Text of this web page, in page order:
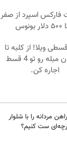
فارکس اسپرد از صفر
ویلا! از کلبه تا
آپارتمان مبله رو تو 4 قسط
اجاره کن.
مردانه را با شلوار
ست کنیم؟